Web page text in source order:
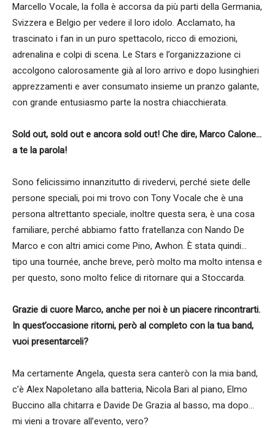
Marcello Vocale, la folla è accorsa da più parti della Germania,
Svizzera e Belgio per vedere il loro idolo. Acclamato, ha
trascinato i fan in un puro spettacolo, ricco di emozioni,
adrenalina e colpi di scena. Le Stars e l’organizzazione ci
accolgono calorosamente già al loro arrivo e dopo lusinghieri
apprezzamenti e aver consumato insieme un pranzo galante,
con grande entusiasmo parte la nostra chiacchierata.
Sold out, sold out e ancora sold out! Che dire, Marco Calone…
a te la parola!
Sono felicissimo innanzitutto di rivedervi, perché siete delle
persone speciali, poi mi trovo con Tony Vocale che è una
persona altrettanto speciale, inoltre questa sera, è una cosa
familiare, perché abbiamo fatto fratellanza con Nando De
Marco e con altri amici come Pino, Awhon. È stata quindi…
tipo una tournée, anche breve, però molto ma molto intensa e
per questo, sono molto felice di ritornare qui a Stoccarda.
Grazie di cuore Marco, anche per noi è un piacere rincontrarti.
In quest’occasione ritorni, però al completo con la tua band,
vuoi presentarceli?
Ma certamente Angela, questa sera canterò con la mia band,
c’è Alex Napoletano alla batteria, Nicola Bari al piano, Elmo
Buccino alla chitarra e Davide De Grazia al basso, ma dopo…
mi vieni a trovare all’evento, vero?